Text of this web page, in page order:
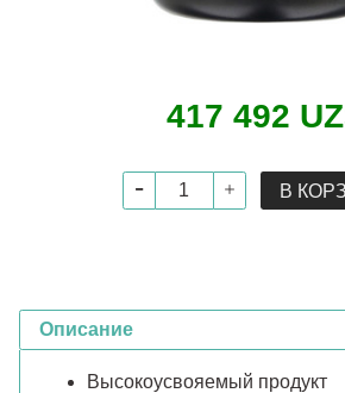
417 492
В
Описание
Высокоусвояемый продукт